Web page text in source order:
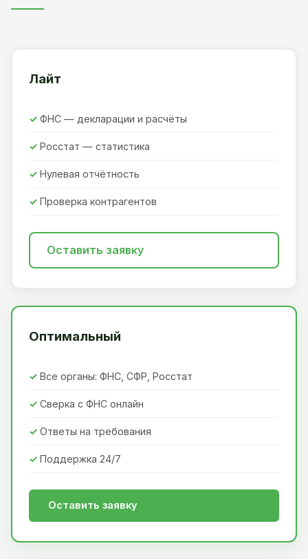
Лайт
ФНС — декларации и расчёты
Росстат — статистика
Нулевая отчётность
Проверка контрагентов
Оставить заявку
Оптимальный
Все органы: ФНС, СФР, Росстат
Сверка с ФНС онлайн
Ответы на требования
Поддержка 24/7
Оставить заявку